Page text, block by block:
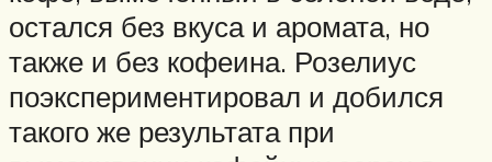
остался без вкуса и аромата, но
также и без кофеина. Розелиус
поэкспериментировал и добился
такого же результата при